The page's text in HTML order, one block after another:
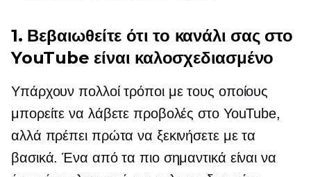
1. Βεβαιωθείτε ότι το κανάλι σας στο
YouTube είναι καλοσχεδιασμένο
Υπάρχουν πολλοί τρόποι με τους οποίους
μπορείτε να λάβετε προβολές στο YouTube,
αλλά πρέπει πρώτα να ξεκινήσετε με τα
βασικά. Ένα από τα πιο σημαντικά είναι να